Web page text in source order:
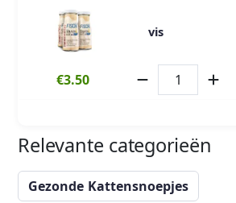
vis
€3.50
Relevante categorieën
Gezonde Kattensnoepjes